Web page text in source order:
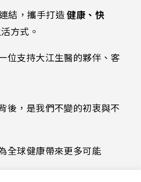
結，攜手打造健康、快
方式。
位支持大江生醫的夥伴、客
後，是我們不變的初衷與不
全球健康帶來更多可能